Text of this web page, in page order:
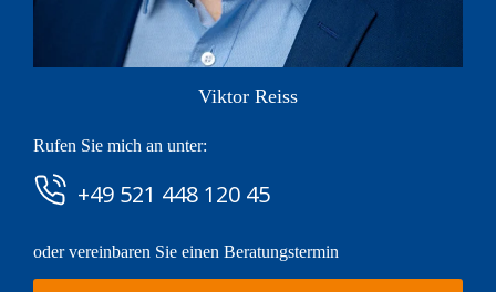
Viktor Reiss
Rufen Sie mich an unter:
+49 521 448 120 45
oder vereinbaren Sie einen Beratungstermin